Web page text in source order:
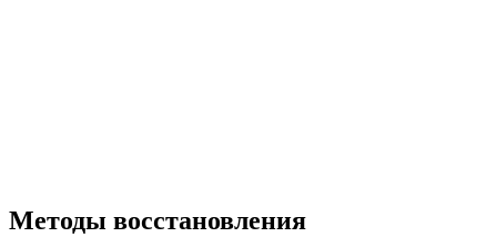
Методы восстановления